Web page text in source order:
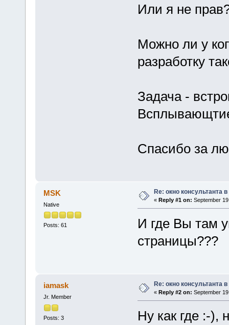
Или я не
Можно ли у
разработку
Задача -
Спасибо за
MSK
Native
Posts: 61
Re: окно консультанта
« Reply #1 on: September
И где Вы там
страницы???
iamask
Jr. Member
Posts: 3
Re: окно консультанта
« Reply #2 on: September
Ну как где :-),